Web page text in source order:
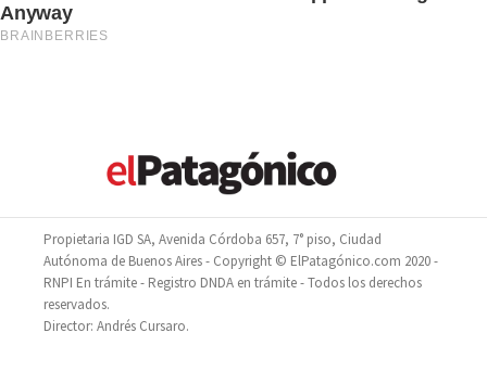
Propietaria IGD SA, Avenida Córdoba 657, 7° piso, Ciudad
Autónoma de Buenos Aires - Copyright © ElPatagónico.com 2020 -
RNPI En trámite - Registro DNDA en trámite - Todos los derechos
reservados.
Director: Andrés Cursaro.